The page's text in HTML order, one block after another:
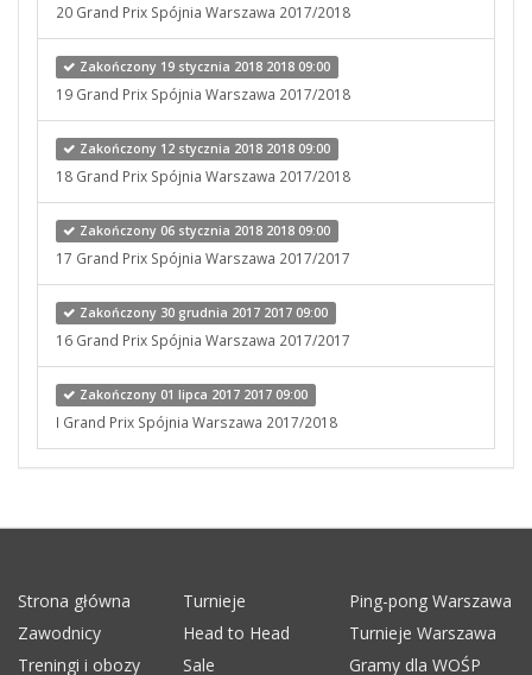
20 Grand Prix Spójnia Warszawa 2017/2018
Zakończony 19 stycznia 2018 2018 09:00
19 Grand Prix Spójnia Warszawa 2017/2018
Zakończony 12 stycznia 2018 2018 09:00
18 Grand Prix Spójnia Warszawa 2017/2018
Zakończony 06 stycznia 2018 2018 09:00
17 Grand Prix Spójnia Warszawa 2017/2017
Zakończony 30 grudnia 2017 2017 09:00
16 Grand Prix Spójnia Warszawa 2017/2017
Zakończony 01 lipca 2017 2017 09:00
I Grand Prix Spójnia Warszawa 2017/2018
Strona główna Turnieje
Ping-pong Warszawa
Zawodnicy
Head to Head
Turnieje Warszawa
Treningi i obozy
Sale Gramy dla WOŚP